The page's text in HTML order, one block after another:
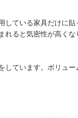
ている家具だけに貼
ると気密性が高くな
ています。ボリュー